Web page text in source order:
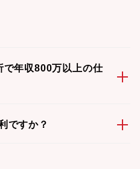
で年収800万以上の仕
ですか？